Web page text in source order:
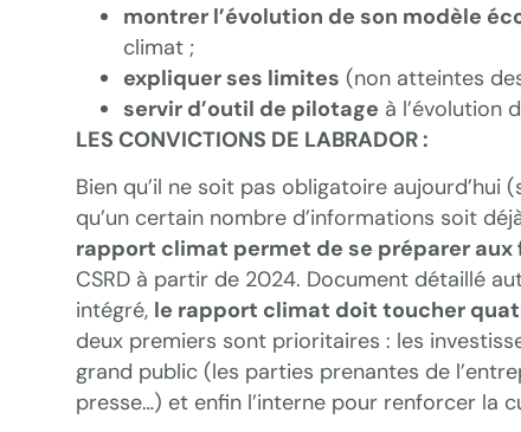
montrer l’évolution de son modèle
climat ;
expliquer ses limites (non atteintes
servir d’outil de pilotage à l’évolution
LES CONVICTIONS DE LABRADOR :
Bien qu’il ne soit pas obligatoire
qu’un certain nombre d’informations soit
rapport climat permet de se préparer
CSRD à partir de 2024. Document détaillé
intégré, le rapport climat doit toucher
deux premiers sont prioritaires : les
grand public (les parties prenantes de
presse…) et enfin l’interne pour renforcer la